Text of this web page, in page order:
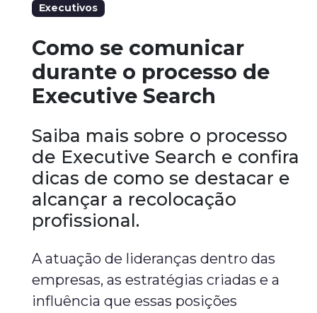
Executivos
Como se comunicar
durante o processo de
Executive Search
Saiba mais sobre o processo
de Executive Search e confira
dicas de como se destacar e
alcançar a recolocação
profissional.
A atuação de lideranças dentro das
empresas, as estratégias criadas e a
influência que essas posições